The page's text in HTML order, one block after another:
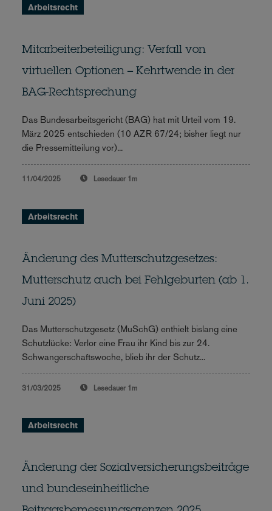
Arbeitsrecht
Mitarbeiterbeteiligung: Verfall von
virtuellen Optionen – Kehrtwende in der
BAG-Rechtsprechung
Das Bundesarbeitsgericht (BAG) hat mit Urteil vom 19.
März 2025 entschieden (10 AZR 67/24; bisher liegt nur
die Pressemitteilung vor)...
11/04/2025 Lesedauer 1m
Arbeitsrecht
Änderung des Mutterschutzgesetzes:
Mutterschutz auch bei Fehlgeburten (ab 1.
Juni 2025)
Das Mutterschutzgesetz (MuSchG) enthielt bislang eine
Schutzlücke: Verlor eine Frau ihr Kind bis zur 24.
Schwangerschaftswoche, blieb ihr der Schutz...
31/03/2025 Lesedauer 1m
Arbeitsrecht
Änderung der Sozialversicherungsbeiträge
und bundeseinheitliche